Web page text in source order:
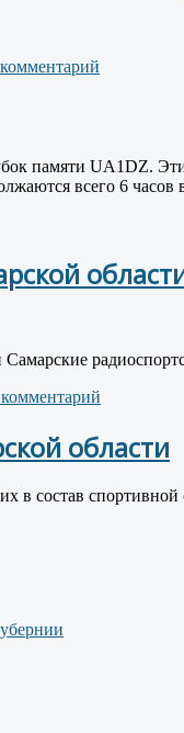
памяти UA1DZ.
всего 6
области
в состав